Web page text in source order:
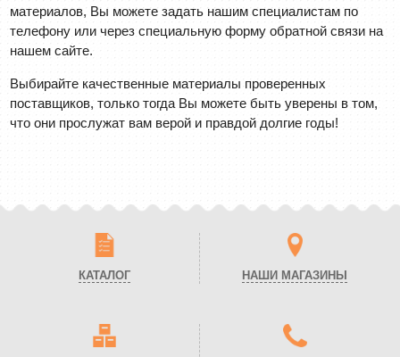
материалов, Вы можете задать нашим специалистам по
телефону или через специальную форму обратной связи на
нашем сайте.
Выбирайте качественные материалы проверенных
поставщиков, только тогда Вы можете быть уверены в том,
что они прослужат вам верой и правдой долгие годы!
КАТАЛОГ НАШИ МАГАЗИНЫ